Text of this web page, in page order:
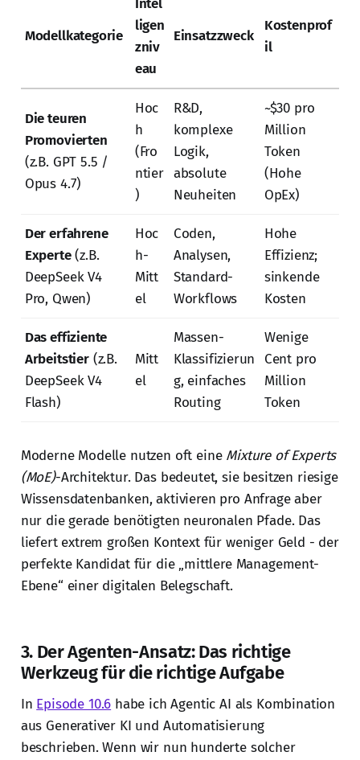
Modellkategorie
Intel
ligen
zniv
eau
Einsatzzweck
Kostenprof
il
Die teuren
Promovierten
(z.B. GPT 5.5 /
Opus 4.7)
Hoc
h
(Fro
ntier
)
R&D,
komplexe
Logik,
absolute
Neuheiten
~$30 pro
Million
Token
(Hohe
OpEx)
Der erfahrene
Experte(z.B.
DeepSeek V4
Pro, Qwen)
Hoc
h-
Mitt
el
Coden,
Analysen,
Standard-
Workflows
Hohe
Effizienz;
sinkende
Kosten
Das effiziente
Arbeitstier(z.B.
DeepSeek V4
Flash)
Mitt
el
Massen-
Klassifizierun
g, einfaches
Routing
Wenige
Cent pro
Million
Token
Moderne Modelle nutzen oft eine Mixture of Experts
(MoE)-Architektur. Das bedeutet, sie besitzen riesige
Wissensdatenbanken, aktivieren pro Anfrage aber
nur die gerade benötigten neuronalen Pfade. Das
liefert extrem großen Kontext für weniger Geld - der
perfekte Kandidat für die „mittlere Management-
Ebene“ einer digitalen Belegschaft.
3. Der Agenten-Ansatz: Das richtige
Werkzeug für die richtige Aufgabe
In Episode 10.6 habe ich Agentic AI als Kombination
aus Generativer KI und Automatisierung
beschrieben. Wenn wir nun hunderte solcher